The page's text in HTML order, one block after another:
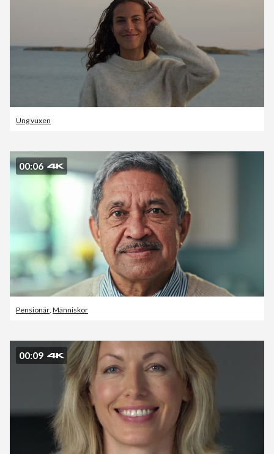
Ung vuxen
00:06
Pensionär Människor
00:09